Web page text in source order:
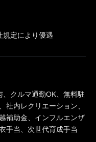
規定により優遇
クルマ通勤OK、無料駐
社内レクリエーション、
補助金、インフルエンザ
手当、次世代育成手当